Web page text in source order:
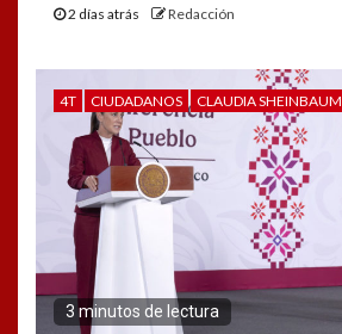
2 días atrás Redacción
4T CIUDADANOS CLAUDIA SHEINBAUM
3 minutos de lectura